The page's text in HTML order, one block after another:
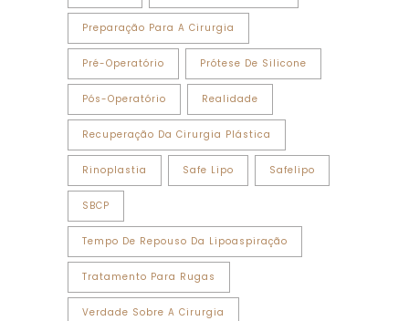
Preparação Para A Cirurgia
Pré-Operatório Prótese De Silicone
Pós-Operatório Realidade
Recuperação Da Cirurgia Plástica
Rinoplastia Safe Lipo Safelipo
SBCP
Tempo De Repouso Da Lipoaspiração
Tratamento Para Rugas
Verdade Sobre A Cirurgia